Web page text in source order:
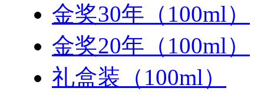
金奖30年（100ml）
金奖20年（100ml）
礼盒装（100ml）